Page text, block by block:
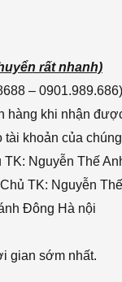
rất nhanh)
–
khi nhận
khoản của
Nguyễn Thế
TK: Nguyễn
Đông Hà nội
gian sớm nhất.